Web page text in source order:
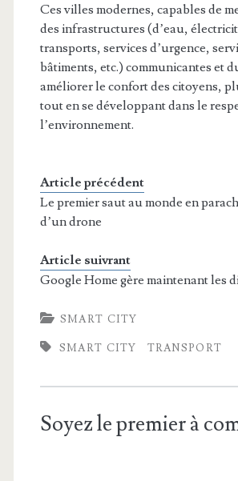
Ces villes modernes, capables de
des infrastructures (d’eau,
transports, services d’urgence,
bâtiments, etc.) communicantes et
améliorer le confort des citoyens,
tout en se développant dans le
l’environnement.
Article précédent
Le premier saut au monde en
d’un drone
Article suivrant
Google Home gère maintenant les
SMART CITY
SMART CITY TRANSPORT
Soyez le premier à